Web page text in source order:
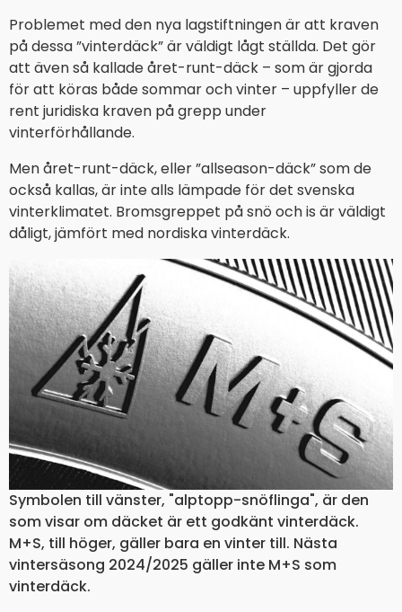
Problemet med den nya lagstiftningen är att kraven
på dessa ”vinterdäck” är väldigt lågt ställda. Det gör
att även så kallade året-runt-däck – som är gjorda
för att köras både sommar och vinter – uppfyller de
rent juridiska kraven på grepp under
vinterförhållande.
Men året-runt-däck, eller ”allseason-däck” som de
också kallas, är inte alls lämpade för det svenska
vinterklimatet. Bromsgreppet på snö och is är väldigt
dåligt, jämfört med nordiska vinterdäck.
Symbolen till vänster, "alptopp-snöflinga", är den
som visar om däcket är ett godkänt vinterdäck.
M+S, till höger, gäller bara en vinter till. Nästa
vintersäsong 2024/2025 gäller inte M+S som
vinterdäck.